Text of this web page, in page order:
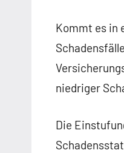
Kommt es in
niedriger
Die